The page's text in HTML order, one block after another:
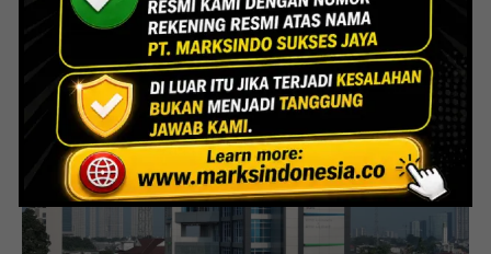
Interior Bank BTN Jatimurni, Bekasi
Lihat Detail Proyek